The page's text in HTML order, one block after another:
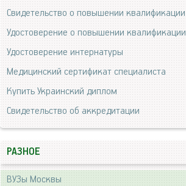
Свидетельство о повышении квалификации
Удостоверение о повышении квалификации
Удостоверение интернатуры
Медицинский сертификат специалиста
Купить Украинский диплом
Свидетельство об аккредитации
РАЗНОЕ
ВУЗы Москвы